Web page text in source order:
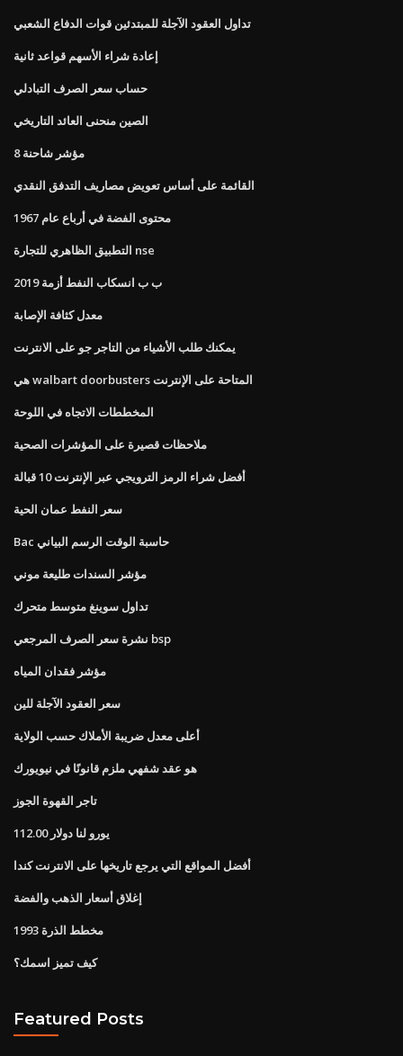
تداول العقود الآجلة للمبتدئين قوات الدفاع الشعبي
إعادة شراء الأسهم قواعد ثانية
حساب سعر الصرف التبادلي
الصين منحنى العائد التاريخي
مؤشر شاحنة 8
القائمة على أساس تعويض مصاريف التدفق النقدي
محتوى الفضة في أرباع عام 1967
التطبيق الظاهري للتجارة nse
ب ب انسكاب النفط أزمة 2019
معدل كثافة الإصابة
يمكنك طلب الأشياء من التاجر جو على الانترنت
هي walbart doorbusters المتاحة على الإنترنت
المخططات الاتجاه في اللوحة
ملاحظات قصيرة على المؤشرات الصحية
أفضل شراء الرمز الترويجي عبر الإنترنت 10 قبالة
سعر النفط عمان الحية
Bac حاسبة الوقت الرسم البياني
مؤشر السندات طليعة موني
تداول سوينغ متوسط ​​متحرك
نشرة سعر الصرف المرجعي bsp
مؤشر فقدان المياه
سعر العقود الآجلة للين
أعلى معدل ضريبة الأملاك حسب الولاية
هو عقد شفهي ملزم قانونًا في نيويورك
تاجر القهوة الجوز
112.00 يورو لنا دولار
أفضل المواقع التي يرجع تاريخها على الانترنت كندا
إغلاق أسعار الذهب والفضة
مخطط الذرة 1993
كيف تميز اسمك؟
Featured Posts